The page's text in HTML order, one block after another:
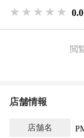
★★★★★
★★★★★
★★★★★ 0.0
閲
店舗情報
店舗名